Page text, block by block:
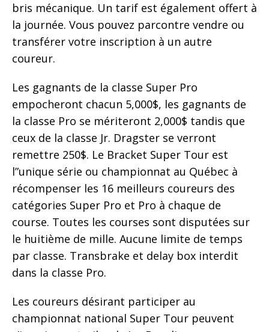
bris mécanique. Un tarif est également offert à
la journée. Vous pouvez parcontre vendre ou
transférer votre inscription à un autre
coureur.
Les gagnants de la classe Super Pro
empocheront chacun 5,000$, les gagnants de
la classe Pro se mériteront 2,000$ tandis que
ceux de la classe Jr. Dragster se verront
remettre 250$. Le Bracket Super Tour est
l”unique série ou championnat au Québec à
récompenser les 16 meilleurs coureurs des
catégories Super Pro et Pro à chaque de
course. Toutes les courses sont disputées sur
le huitième de mille. Aucune limite de temps
par classe. Transbrake et delay box interdit
dans la classe Pro.
Les coureurs désirant participer au
championnat national Super Tour peuvent